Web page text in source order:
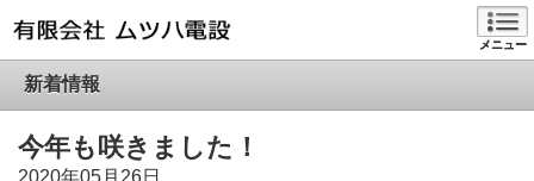
メニュー
新着情報
今年も咲きました！
2020年05月26日